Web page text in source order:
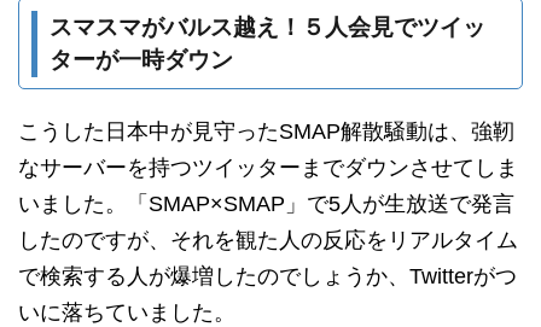
スマスマがバルス越え！５人会見でツイッ
ターが一時ダウン
こうした日本中が見守ったSMAP解散騒動は、強靭
なサーバーを持つツイッターまでダウンさせてしま
いました。「SMAP×SMAP」で5人が生放送で発言
したのですが、それを観た人の反応をリアルタイム
で検索する人が爆増したのでしょうか、Twitterがつ
いに落ちていました。